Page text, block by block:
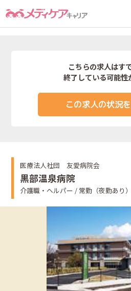
こちらの求人はす
終了している可能性
この求人の状況
医療法人社団 友愛病院会
黒部温泉病院
介護職・ヘルパー / 常勤（夜勤あり）